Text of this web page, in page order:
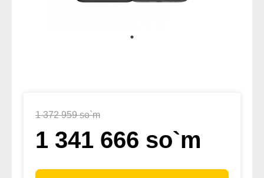
1 372 959 so`m
1 341 666 so`m